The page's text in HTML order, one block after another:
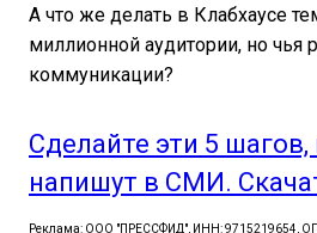
А что же делать в Клабхаусе
миллионной аудитории, но чья
коммуникации?
Сделайте эти 5 шагов,
напишут в СМИ.
Реклама: ООО "ПРЕССФИД", ИНН: 9715219654,